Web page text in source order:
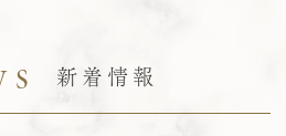
新着情報